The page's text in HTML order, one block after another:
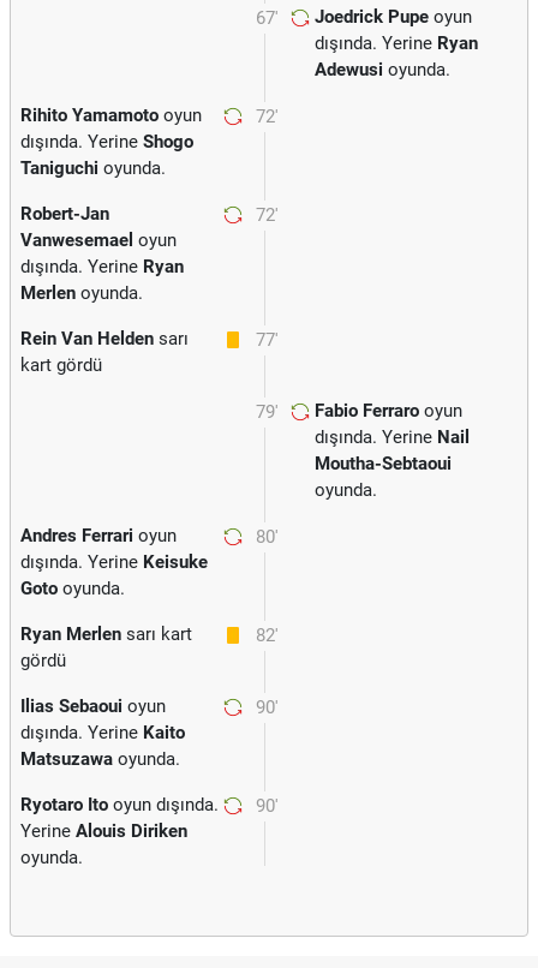
67' Joedrick Pupe oyun
dışında. Yerine Ryan
Adewusi oyunda.
72'
Rihito Yamamoto oyun
dışında. Yerine Shogo
Taniguchi oyunda.
72'
Robert-Jan
Vanwesemael oyun
dışında. Yerine Ryan
Merlen oyunda.
77'
Rein Van Helden sarı
kart gördü
79' Fabio Ferraro oyun
dışında. Yerine Nail
Moutha-Sebtaoui
oyunda.
80'
Andres Ferrari oyun
dışında. Yerine Keisuke
Goto oyunda.
82'
Ryan Merlen sarı kart
gördü
90'
Ilias Sebaoui oyun
dışında. Yerine Kaito
Matsuzawa oyunda.
90'
Ryotaro Ito oyun dışında.
Yerine Alouis Diriken
oyunda.